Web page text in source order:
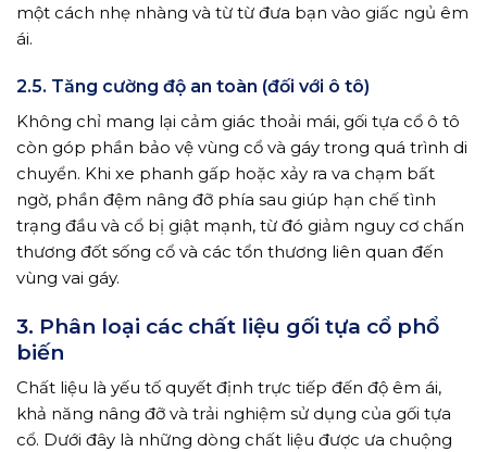
một cách nhẹ nhàng và từ từ đưa bạn vào giấc ngủ êm
ái.
2.5. Tăng cường độ an toàn (đối với ô tô)
Không chỉ mang lại cảm giác thoải mái, gối tựa cổ ô tô
còn góp phần bảo vệ vùng cổ và gáy trong quá trình di
chuyển. Khi xe phanh gấp hoặc xảy ra va chạm bất
ngờ, phần đệm nâng đỡ phía sau giúp hạn chế tình
trạng đầu và cổ bị giật mạnh, từ đó giảm nguy cơ chấn
thương đốt sống cổ và các tổn thương liên quan đến
vùng vai gáy.
3. Phân loại các chất liệu gối tựa cổ phổ
biến
Chất liệu là yếu tố quyết định trực tiếp đến độ êm ái,
khả năng nâng đỡ và trải nghiệm sử dụng của gối tựa
cổ. Dưới đây là những dòng chất liệu được ưa chuộng